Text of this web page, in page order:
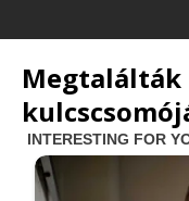
Megtalálták